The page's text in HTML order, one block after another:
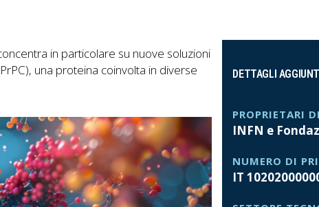
in particolare su nuove soluzioni
una proteina coinvolta in diverse
DETTAGLI
PROPRIETARI
INFN e
NUMERO DI
IT